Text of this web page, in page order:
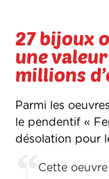
27 bijoux
une
millions
Parmi les
le pendentif «
désolation pour
Cette